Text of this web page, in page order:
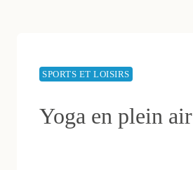
SPORTS ET LOISIRS
Yoga en plein air